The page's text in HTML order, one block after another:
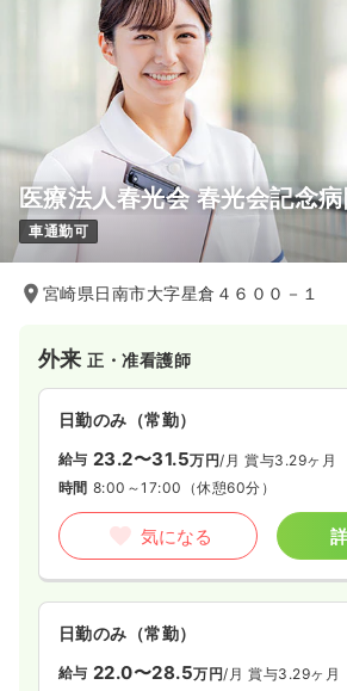
医療法人春光会 春光会記念
車通勤可
宮崎県日南市大字星倉４６００－１
外来正・准看護師
日勤のみ（常勤）
給与 23.2〜31.5万円/月 賞与3.29ヶ月
時間 8:00～17:00 （休憩60分）
気になる
日勤のみ（常勤）
給与 22.0〜28.5万円/月 賞与3.29ヶ月